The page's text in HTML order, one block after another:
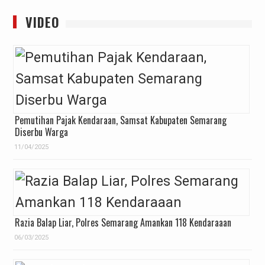
VIDEO
Pemutihan Pajak Kendaraan, Samsat Kabupaten Semarang
Diserbu Warga
11/04/2025
Razia Balap Liar, Polres Semarang Amankan 118 Kendaraaan
06/03/2025